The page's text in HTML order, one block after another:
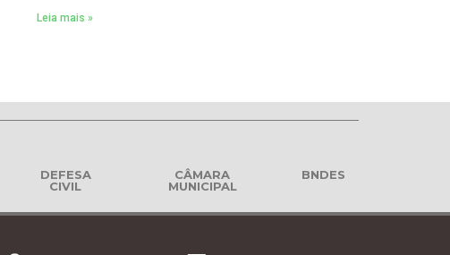
Leia mais »
DEFESA
CIVIL
CÂMARA
MUNICIPAL
BNDES